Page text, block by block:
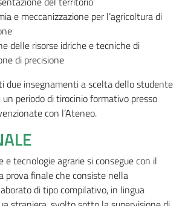
e meccanizzazione per l’agricoltura di
delle risorse idriche e tecniche di
di precisione
due insegnamenti a scelta dello studente
periodo di tirocinio formativo presso
con l’Ateneo.
e tecnologie agrarie si consegue con il
prova finale che consiste nella
di tipo compilativo, in lingua